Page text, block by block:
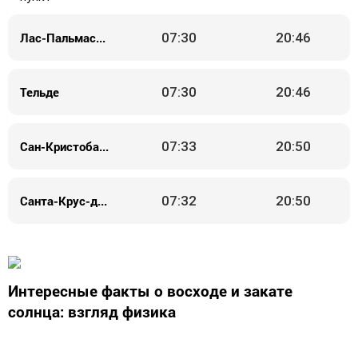
Лас-Пальмас-де-Гран-Канария 07:30 20:46
Тельде 07:30 20:46
Сан-Кристобаль-де-ла-Лагуна 07:33 20:50
Санта-Крус-де-Тенерифе 07:32 20:50
Интересные факты о восходе и закате
солнца: взгляд физика